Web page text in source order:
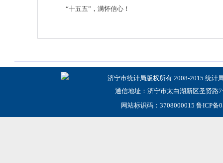
“十五五”，满怀信心！
济宁市统计局版权所有 2008-2015 统计
通信地址：济宁市太白湖新区圣贤路
网站标识码：3708000015鲁ICP备